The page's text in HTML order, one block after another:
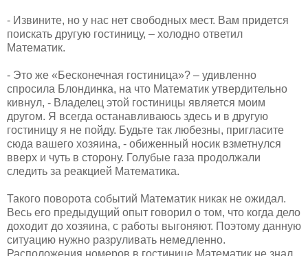
- Извините, но у нас нет свободных мест. Вам придется
поискать другую гостиницу, – холодно ответил
Математик.
- Это же «Бесконечная гостиница»? – удивленно
спросила Блондинка, на что Математик утвердительно
кивнул, - Владелец этой гостиницы является моим
другом. Я всегда останавливаюсь здесь и в другую
гостиницу я не пойду. Будьте так любезны, пригласите
сюда вашего хозяина, - обиженный носик взметнулся
вверх и чуть в сторону. Голубые газа продолжали
следить за реакцией Математика.
Такого поворота событий Математик никак не ожидал.
Весь его предыдущий опыт говорил о том, что когда дело
доходит до хозяина, с работы выгоняют. Поэтому данную
ситуацию нужно разруливать немедленно.